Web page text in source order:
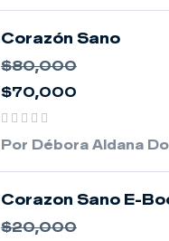
Corazón Sano
$80,000
$70,000
Por Débora Aldana
Corazon Sano E-
$20,000